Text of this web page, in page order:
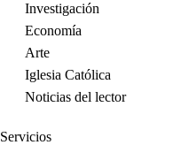
Investigación
Economía
Arte
Iglesia Católica
Noticias del lector
Servicios